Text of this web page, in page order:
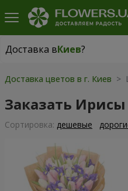
Доставка вКиев?
Доставка вКиев
Доставка цветов в г. Киев >
Заказать Ирисы
Cортировка: дешевые